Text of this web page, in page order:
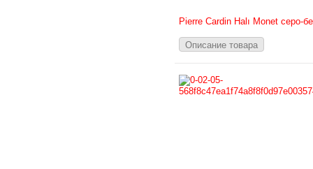
Pierre Cardin Halı Monet серо-
Описание товара